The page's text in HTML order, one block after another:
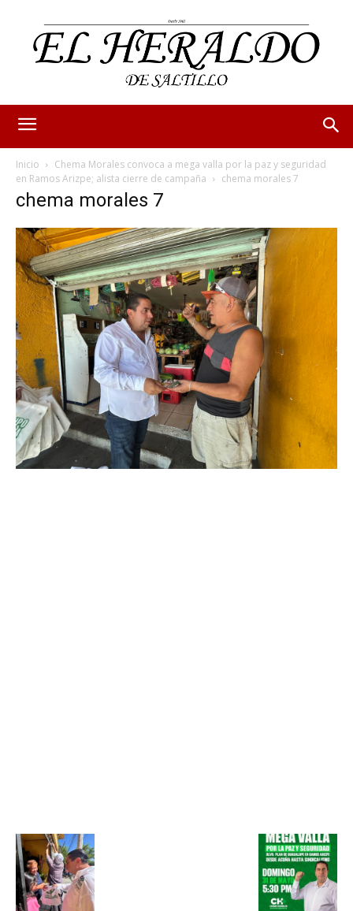
Inicio
Chema Morales convoca a mega valla por la paz y seguridad
en Ramos Arizpe; alista cierre de campaña
chema morales 7
chema morales 7